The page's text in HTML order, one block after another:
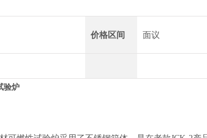
价格区间 面议
验炉